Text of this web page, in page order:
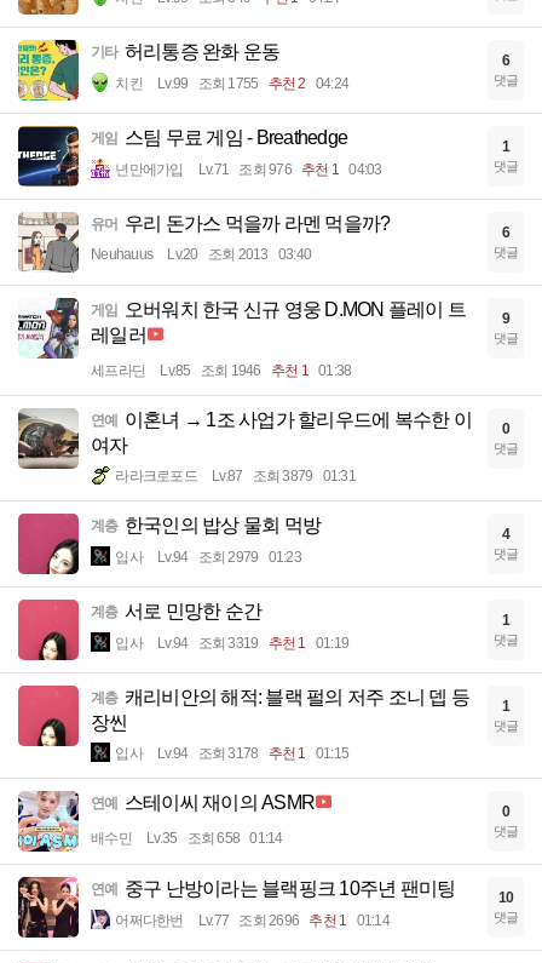
기타 허리통증 완화 운동
치킨 Lv.99 조회 1755 추천 2 04:24
6
댓글
게임 스팀 무료 게임 - Breathedge
년만에가입 Lv.71 조회 976 추천 1 04:03
1
댓글
유머 우리 돈가스 먹을까 라멘 먹을까?
Neuhauus Lv.20 조회 2013 03:40
6
댓글
게임
오버워치 한국 신규 영웅 D.MON 플레이 트
레일러
세프라딘 Lv.85 조회 1946 추천 1 01:38
9
댓글
연예
이혼녀 → 1조 사업가 할리우드에 복수한 이
여자
라라크로포드 Lv.87 조회 3879 01:31
0
댓글
계층 한국인의 밥상 물회 먹방
입사 Lv.94 조회 2979 01:23
4
댓글
계층 서로 민망한 순간
입사 Lv.94 조회 3319 추천 1 01:19
1
댓글
계층 캐리비안의 해적: 블랙 펄의 저주 조니 뎁 등
장씬
입사 Lv.94 조회 3178 추천 1 01:15
1
댓글
연예 스테이씨 재이의 ASMR
배수민 Lv.35 조회 658 01:14
0
댓글
연예 중구 난방이라는 블랙핑크 10주년 팬미팅
어쩌다한번 Lv.77 조회 2696 추천 1 01:14
10
댓글